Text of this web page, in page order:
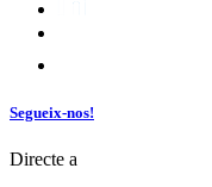
Segueix-nos!
Directe a